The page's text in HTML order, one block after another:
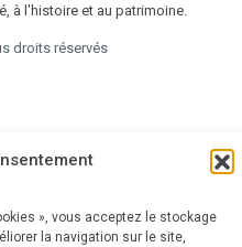
», vous acceptez le stockage
la navigation sur le site,
à l'histoire et au patrimoine.
droits réservés